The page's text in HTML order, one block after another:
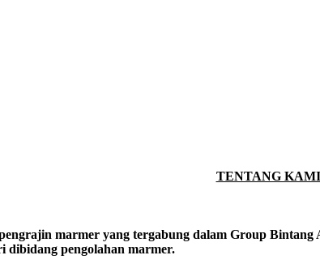
TENTANG KAMI
marmer yang tergabung dalam Group
dibidang pengolahan marmer.